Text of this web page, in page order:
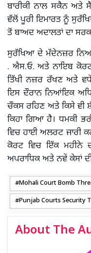
ਬਾਰੀਕੀ ਨਾਲ ਸਕੈਨ ਅਤੇ
ਵੱਲੋਂ ਪੂਰੀ ਇਮਾਰਤ ਨੂੰ
ਤੋਂ ਬਾਅਦ ਅਦਾਲਤਾਂ ਦਾ
ਸੁਰੱਖਿਆ ਦੇ ਮੱਦੇਨਜ਼ਰ
. ਐਸ.ਓ. ਅਤੇ ਨਾਇਬ
ਤਿੱਖੀ ਨਜ਼ਰ ਰੱਖਣ ਅਤੇ
ਇਸ ਦੌਰਾਨ ਨਿਆਂਇਕ
ਚੌਕਸ ਰਹਿਣ ਅਤੇ ਕਿਸੇ ਵੀ
ਕਿਹਾ ਗਿਆ ਹੈ। ਧਮਕੀ
ਵਿਚ ਹਾਈ ਅਲਰਟ ਜਾਰੀ
ਕੋਰਟ ਵਿਚ ਇੱਕ ਮਹੀਨੇ
ਅਪਰਾਧਿਕ ਅਤੇ ਨਵੇਂ ਕੇਸਾਂ
Mohali Court Bomb
Punjab Courts Security
About The